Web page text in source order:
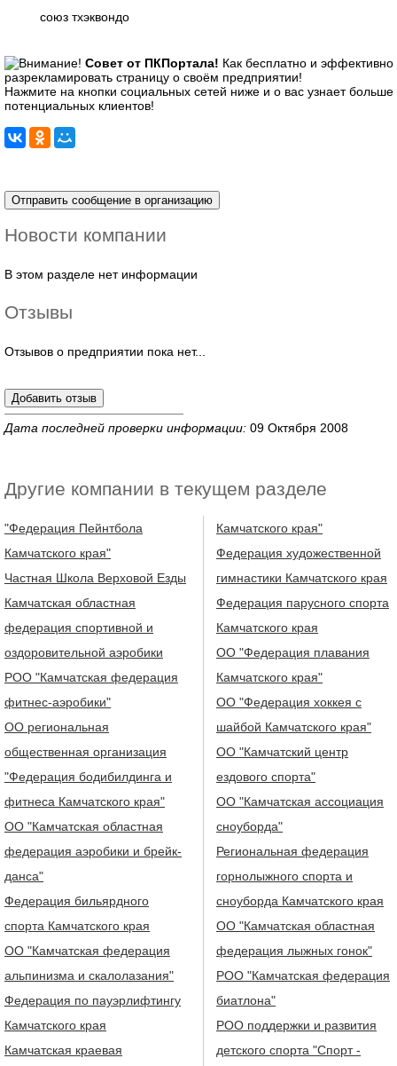
союз тхэквондо
Совет от ПКПортала! Как бесплатно и эффективно
разрекламировать страницу о своём предприятии!
Нажмите на кнопки социальных сетей ниже и о вас узнает больше
потенциальных клиентов!
Новости компании
В этом разделе нет информации
Отзывы
Отзывов о предприятии пока нет...
Дата последней проверки информации: 09 Октября 2008
Другие компании в текущем разделе
"Федерация Пейнтбола
Камчатского края"
Частная Школа Верховой Езды
Камчатская областная
федерация спортивной и
оздоровительной аэробики
РОО "Камчатская федерация
фитнес-аэробики"
ОО региональная
общественная организация
"Федерация бодибилдинга и
фитнеса Камчатского края"
ОО "Камчатская областная
федерация аэробики и брейк-
данса"
Федерация бильярдного
спорта Камчатского края
ОО "Камчатская федерация
альпинизма и скалолазания"
Федерация по пауэрлифтингу
Камчатского края
Камчатская краевая
Камчатского края"
Федерация художественной
гимнастики Камчатского края
Федерация парусного спорта
Камчатского края
ОО "Федерация плавания
Камчатского края"
ОО "Федерация хоккея с
шайбой Камчатского края"
ОО "Камчатский центр
ездового спорта"
ОО "Камчатская ассоциация
сноуборда"
Региональная федерация
горнолыжного спорта и
сноуборда Камчатского края
ОО "Камчатская областная
федерация лыжных гонок"
РОО "Камчатская федерация
биатлона"
РОО поддержки и развития
детского спорта "Спорт -